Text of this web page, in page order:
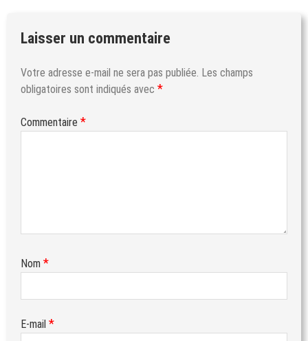
Laisser un commentaire
Votre adresse e-mail ne sera pas publiée. Les champs
obligatoires sont indiqués avec *
Commentaire *
Nom *
E-mail *